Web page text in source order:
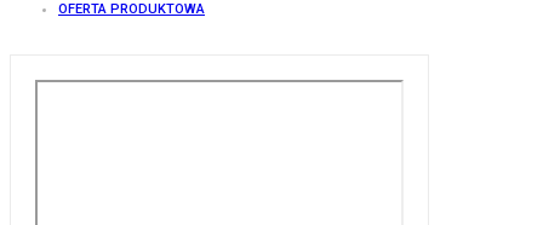
OFERTA PRODUKTOWA